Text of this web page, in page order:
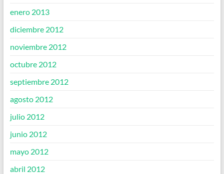
enero 2013
diciembre 2012
noviembre 2012
octubre 2012
septiembre 2012
agosto 2012
julio 2012
junio 2012
mayo 2012
abril 2012